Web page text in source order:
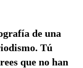
de una
Tú
que no han